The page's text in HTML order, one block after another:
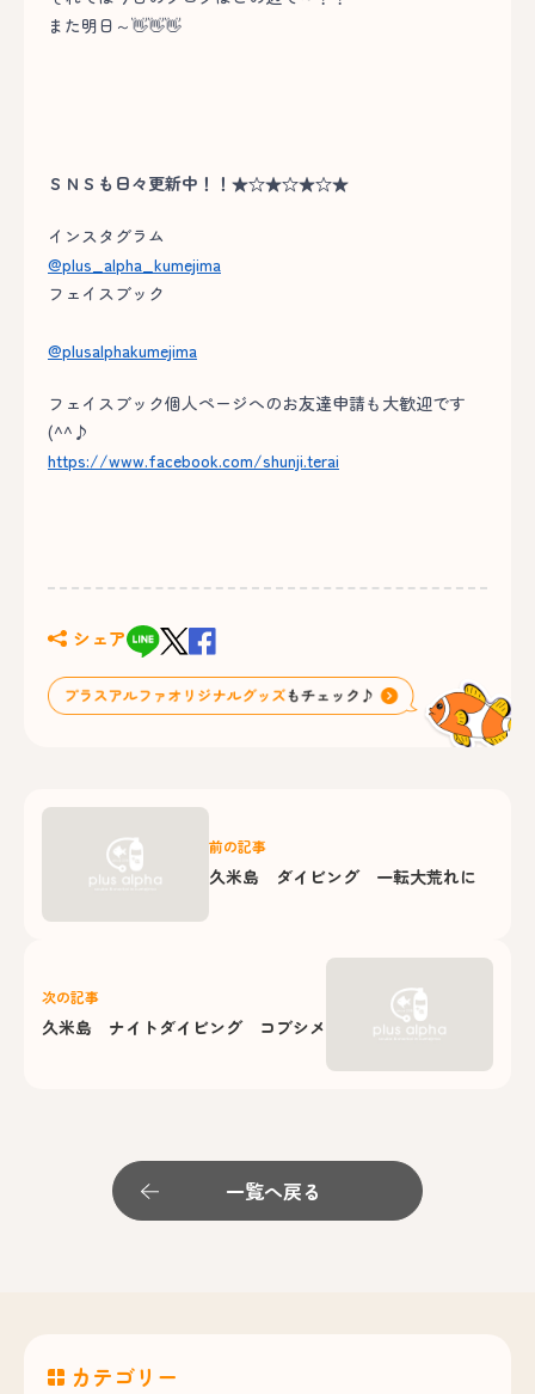
また明日～👋👋👋
ＳＮＳも日々更新中！！★☆★☆★☆★
インスタグラム
@plus_alpha_kumejima
フェイスブック
@plusalphakumejima
フェイスブック個人ページへのお友達申請も大歓迎です
(^^♪
https://www.facebook.com/shunji.terai
シェア
前の記事
久米島 ダイビング 一転大荒れに
次の記事
久米島 ナイトダイビング コブシメ
一覧へ戻る
カテゴリー